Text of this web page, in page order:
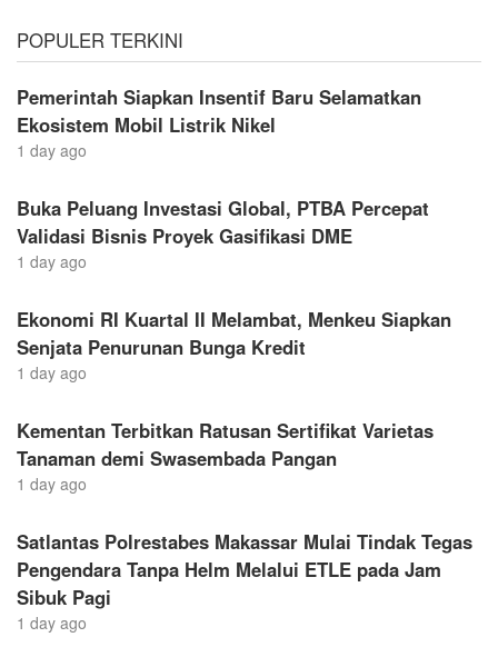
POPULER TERKINI
Pemerintah Siapkan Insentif Baru Selamatkan
Ekosistem Mobil Listrik Nikel
1 day ago
Buka Peluang Investasi Global, PTBA Percepat
Validasi Bisnis Proyek Gasifikasi DME
1 day ago
Ekonomi RI Kuartal II Melambat, Menkeu Siapkan
Senjata Penurunan Bunga Kredit
1 day ago
Kementan Terbitkan Ratusan Sertifikat Varietas
Tanaman demi Swasembada Pangan
1 day ago
Satlantas Polrestabes Makassar Mulai Tindak Tegas
Pengendara Tanpa Helm Melalui ETLE pada Jam
Sibuk Pagi
1 day ago